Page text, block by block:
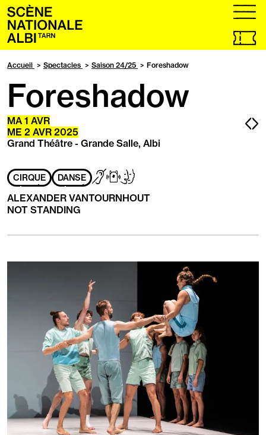
Accueil
Billetterie
en
onglet
menu
Accueil Spectacles Saison 24/25 Foreshadow
Foreshadow
MA 1 AVR
ME 2 AVR 2025
Grand Théâtre - Grande Salle, Albi
CIRQUE DANSE Adapté
aux
personnes
ayant
suivants
Sourds
/
Malentendants
SubpacHandicap
mental
ALEXANDER VANTOURNHOUT
NOT STANDING